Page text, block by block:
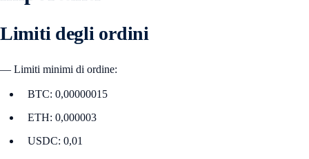
Limiti degli ordini
— Limiti minimi di ordine:
BTC: 0,00000015
ETH: 0,000003
USDC: 0,01